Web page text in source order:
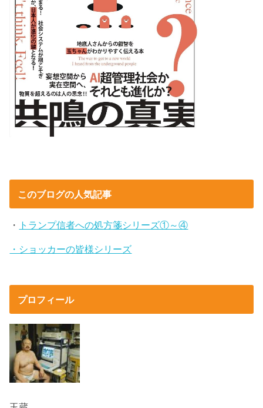
このブログの人気記事
・ トランプ信者への処方箋シリーズ①～④
・ショッカーの皆様シリーズ
プロフィール